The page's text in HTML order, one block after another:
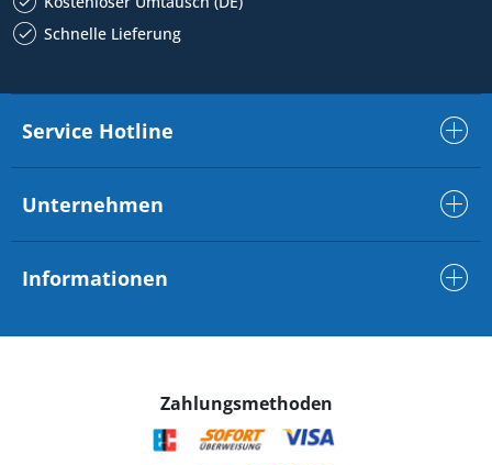
Schnelle Lieferung
Service Hotline
Unternehmen
Informationen
Zahlungsmethoden